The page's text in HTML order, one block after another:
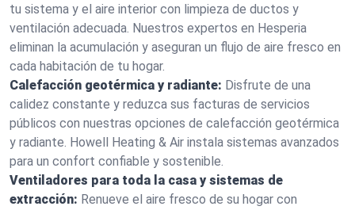
tu sistema y el aire interior con limpieza de ductos y
ventilación adecuada. Nuestros expertos en Hesperia
eliminan la acumulación y aseguran un flujo de aire fresco en
cada habitación de tu hogar.
Calefacción geotérmica y radiante: Disfrute de una
calidez constante y reduzca sus facturas de servicios
públicos con nuestras opciones de calefacción geotérmica
y radiante. Howell Heating & Air instala sistemas avanzados
para un confort confiable y sostenible.
Ventiladores para toda la casa y sistemas de
extracción: Renueve el aire fresco de su hogar con